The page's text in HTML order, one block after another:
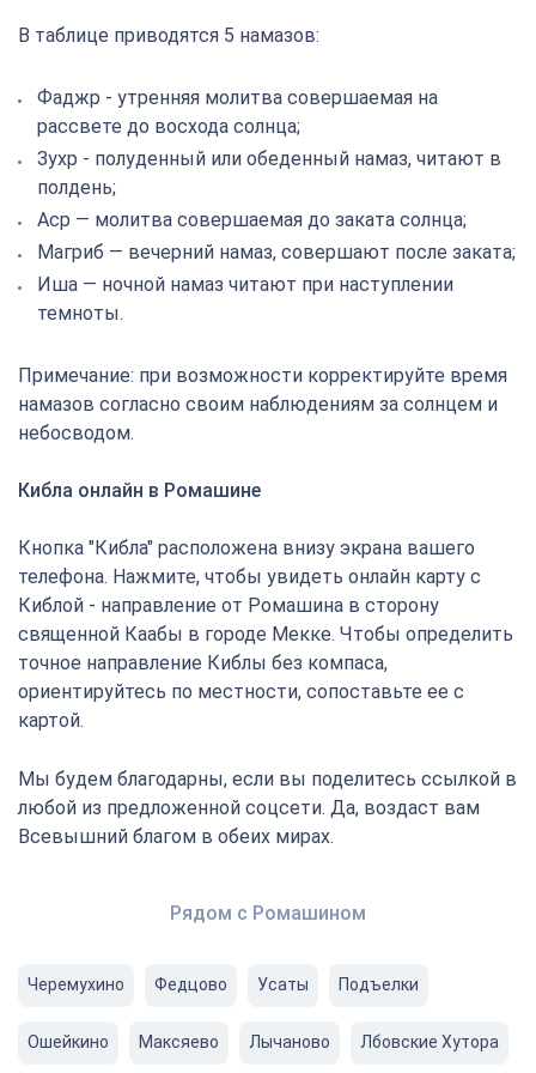
В таблице приводятся 5 намазов:
Фаджр - утренняя молитва совершаемая на
рассвете до восхода солнца;
Зухр - полуденный или обеденный намаз, читают в
полдень;
Аср — молитва совершаемая до заката солнца;
Магриб — вечерний намаз, совершают после заката;
Иша — ночной намаз читают при наступлении
темноты.
Примечание: при возможности корректируйте время
намазов согласно своим наблюдениям за солнцем и
небосводом.
Кибла онлайн в Ромашине
Кнопка "Кибла" расположена внизу экрана вашего
телефона. Нажмите, чтобы увидеть онлайн карту с
Киблой - направление от Ромашина в сторону
священной Каабы в городе Мекке. Чтобы определить
точное направление Киблы без компаса,
ориентируйтесь по местности, сопоставьте ее с
картой.
Мы будем благодарны, если вы поделитесь ссылкой в
любой из предложенной соцсети. Да, воздаст вам
Всевышний благом в обеих мирах.
Рядом с Ромашином
Черемухино Федцово Усаты Подъелки
Ошейкино Максяево Лычаново Лбовские Хутора